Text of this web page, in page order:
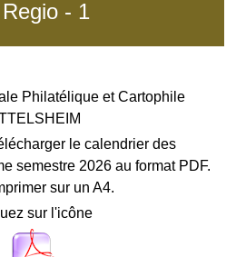
- 1
Philatélique et Cartophile
le calendrier des
semestre 2026 au format PDF.
sur un A4.
sur l'icône